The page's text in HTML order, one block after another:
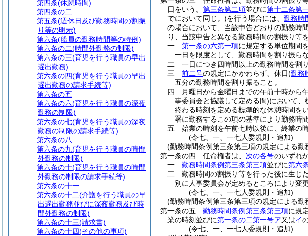
日をいう。 第三条第二項並びに第十二条第
でにおいて同じ。)を行う場合には、 勤務時
の場合において、当該申告どおりの勤務時
り、当該申告と異なる勤務時間の割振り等
一
第一条の六第一項に規定する単位期間
一日を限度として、勤務時間を割り振ら
二
一日につき四時間以上の勤務時間を割
三
前二号の規定にかかわらず、休日(勤務
五分の勤務時間を割り振ること。
四
月曜日から金曜日までの午前十時から
事委員会と協議して定める間)において、
終わる時刻を定める標準的な休憩時間を
署に勤務するこの項の基準により勤務時
五
始業の時刻を午前七時以後に、終業の
(令七、一、一七人委規則・追加)
(勤務時間条例第三条第三項の規定による勤
第一条の四
任命権者は、 次の各号のいずれ
一
勤務時間条例第三条第三項並びに第六
二
勤務時間の割振り等を行った後に生じ
別に人事委員会が定めるところにより変
(令七、一、一七人委規則・追加)
(勤務時間条例第三条第三項の規定による勤
第一条の五
勤務時間条例第三条第三項に規
業の時刻並びに第一条の二第一号ア又はイ
(令七、一、一七人委規則・追加)
第四条(休憩時間)
第四条の二
第五条(週休日及び勤務時間の割振
り等の明示)
第六条(船員の勤務時間等の特例)
第六条の二(時間外勤務の制限)
第六条の三(育児を行う職員の早出
遅出勤務)
第六条の四(育児を行う職員の早出
遅出勤務の請求手続等)
第六条の五
第六条の六(育児を行う職員の深夜
勤務の制限)
第六条の七(育児を行う職員の深夜
勤務の制限の請求手続等)
第六条の八
第六条の九(育児を行う職員の時間
外勤務の制限)
第六条の十(育児を行う職員の時間
外勤務の制限の請求手続等)
第六条の十一
第六条の十二(介護を行う職員の早
出遅出勤務並びに深夜勤務及び時
間外勤務の制限)
第六条の十三(請求書)
第六条の十四(その他の事項)